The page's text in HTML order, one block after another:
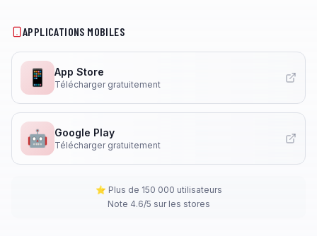
APPLICATIONS MOBILES
📱 App Store
Télécharger gratuitement
🤖 Google Play
Télécharger gratuitement
⭐ Plus de 150 000 utilisateurs
Note 4.6/5 sur les stores